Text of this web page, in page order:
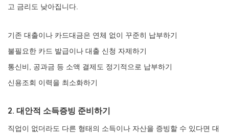
고 금리도 낮아집니다.
기존 대출이나 카드대금은 연체 없이 꾸준히 납부하기
불필요한 카드 발급이나 대출 신청 자제하기
통신비, 공과금 등 소액 결제도 정기적으로 납부하기
신용조회 이력을 최소화하기
2. 대안적 소득증빙 준비하기
직업이 없더라도 다른 형태의 소득이나 자산을 증빙할 수 있다면 대